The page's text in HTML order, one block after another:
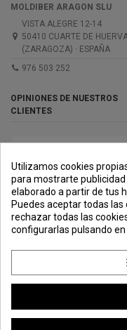
MOLDIBER ARAGON SLU
VISTA ALEGRE 12-14
50410 CUARTE DE
(ZARAGOZA) · ESPAÑA
976 503 252
OPINIONES DE NUESTROS
CLIENTES
PREMIOS
METODOS
DE PAGO
Utilizamos cookies
para mostrarte publicidad
elaborado a partir de tus
Puedes aceptar todas las
rechazar todas las
configurarlas pulsando en